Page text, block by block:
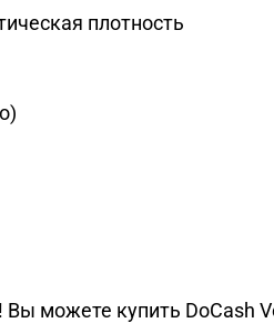
плотность
можете купить DoCash